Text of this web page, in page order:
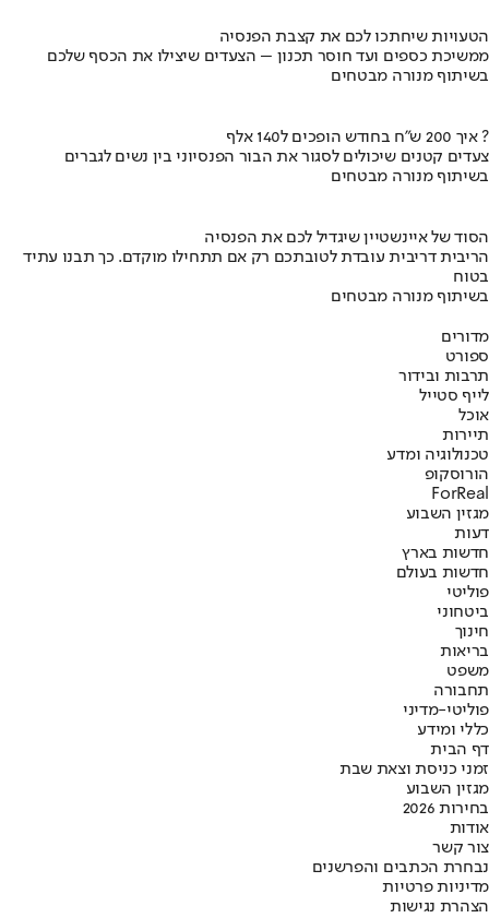
הטעויות שיחתכו לכם את קצבת הפנסיה
ממשיכת כספים ועד חוסר תכנון – הצעדים שיצילו את הכסף שלכם
בשיתוף מנורה מבטחים
איך 200 ש"ח בחודש הופכים ל140 אלף ?
צעדים קטנים שיכולים לסגור את הבור הפנסיוני בין נשים לגברים
בשיתוף מנורה מבטחים
הסוד של איינשטיין שיגדיל לכם את הפנסיה
הריבית דריבית עובדת לטובתכם רק אם תתחילו מוקדם. כך תבנו עתיד
בטוח
בשיתוף מנורה מבטחים
מדורים
ספורט
תרבות ובידור
לייף סטייל
אוכל
תיירות
טכנולוגיה ומדע
הורוסקופ
ForReal
מגזין השבוע
דעות
חדשות בארץ
חדשות בעולם
פוליטי
ביטחוני
חינוך
בריאות
משפט
תחבורה
פוליטי-מדיני
כללי ומידע
דף הבית
זמני כניסת וצאת שבת
מגזין השבוע
בחירות 2026
אודות
צור קשר
נבחרת הכתבים והפרשנים
מדיניות פרטיות
הצהרת נגישות